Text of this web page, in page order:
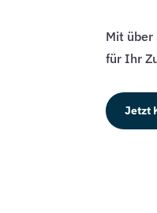
Mit
für Ihr
Jetzt